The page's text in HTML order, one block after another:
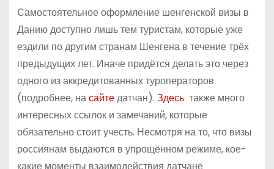
Самостоятельное оформление шенгенской визы в
Данию доступно лишь тем туристам, которые уже
ездили по другим странам Шенгена в течение трёх
предыдущих лет. Иначе придётся делать это через
одного из аккредитованных туроператоров
(подробнее, насайтедатчан). Здесьтакже много
интересных ссылок и замечаний, которые
обязательно стоит учесть. Несмотря на то, что визы
россиянам выдаются в упрощённом режиме, кое-